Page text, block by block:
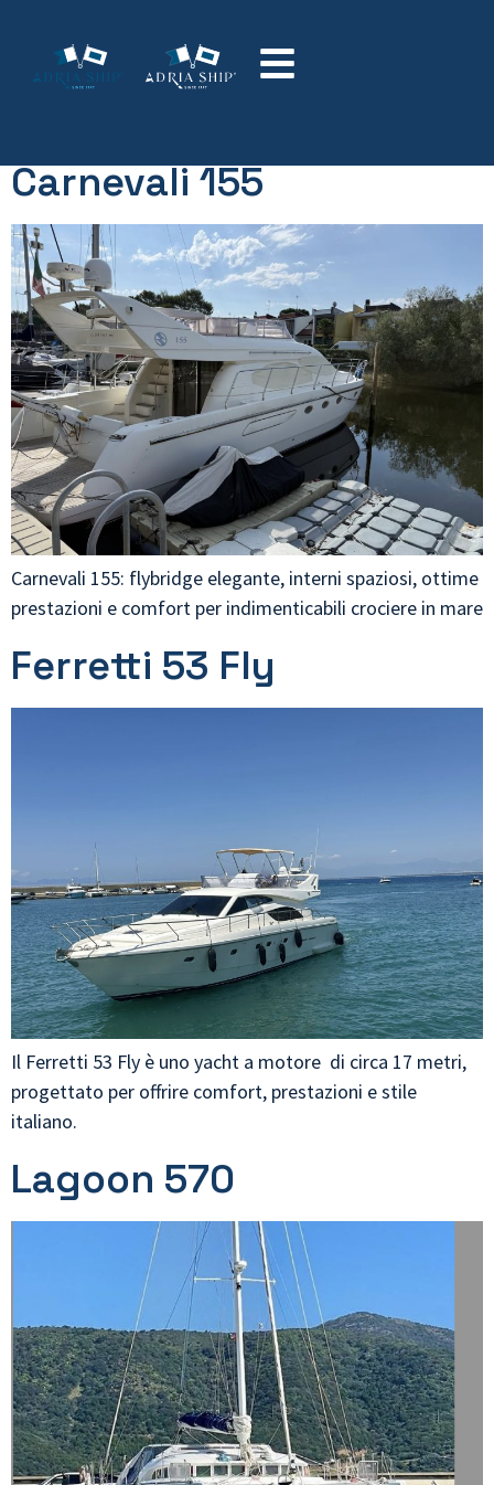
Lunghezza:
15 e 18 metri
Carnevali 155
Carnevali 155: flybridge elegante, interni spaziosi, ottime
prestazioni e comfort per indimenticabili crociere in mare
Ferretti 53 Fly
Il Ferretti 53 Fly è uno yacht a motore di circa 17 metri,
progettato per offrire comfort, prestazioni e stile
italiano.
Lagoon 570